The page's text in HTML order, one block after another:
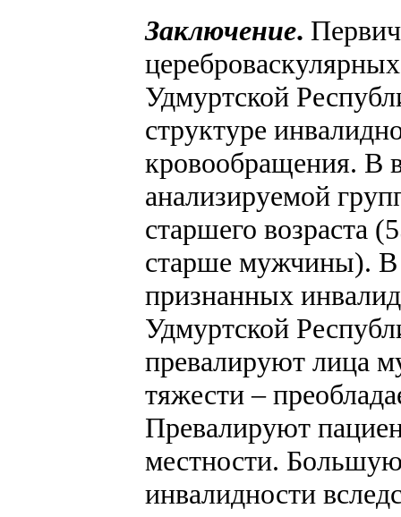
Заключение.
Удмуртской
структуре
кровообращения. В
анализируемой
старшего возраста
старше мужчины). В
признанных
Удмуртской
превалируют лица
тяжести –
Превалируют
местности. Большую
инвалидности